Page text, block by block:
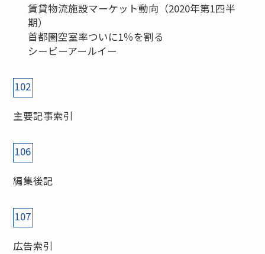
賃貸物流施設マーケット動向（2020年第1四半
期）
首都圏空室率ついに1％を割る
シービーアールイー
102
主要記事索引
106
編集後記
107
広告索引